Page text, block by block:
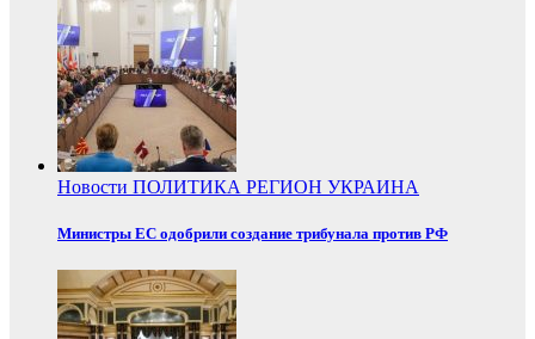
Новости ПОЛИТИКА РЕГИОН УКРАИНА
Министры ЕС одобрили создание трибунала против РФ